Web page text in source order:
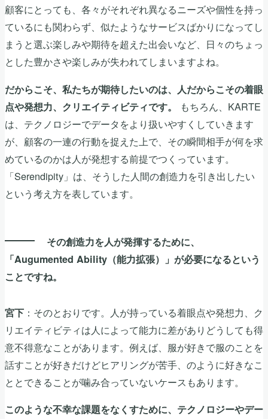
顧客にとっても、各々がそれぞれ異なるニーズや個性を持っ
ているにも関わらず、似たようなサービスばかりになってし
まうと選ぶ楽しみや期待を超えた出会いなど、日々のちょっ
とした豊かさや楽しみが失われてしまいますよね。
だからこそ、私たちが期待したいのは、人だからこその着眼
点や発想力、クリエイティビティです。
もちろん、KARTE
は、テクノロジーでデータをより扱いやすくしていきます
が、顧客の一連の行動を捉えた上で、その瞬間相手が何を求
めているのかは人が発想する前提でつくっています。
「Serendipity」は、そうした人間の創造力を引き出したい
という考え方を表しています。
その創造力を人が発揮するために、
「Augumented Ability（能力拡張）」が必要になるという
ことですね。
宮下 ：そのとおりです。人が持っている着眼点や発想力、ク
リエイティビティは人によって能力に差がありどうしても得
意不得意なことがあります。例えば、服が好きで服のことを
話すことが好きだけどヒアリングが苦手、のように好きなこ
ととできることが噛み合っていないケースもあります。
このような不幸な課題をなくすために、テクノロジーやデー